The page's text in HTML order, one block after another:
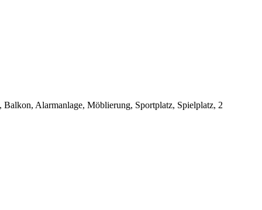
Alarmanlage, Möblierung, Sportplatz, Spielplatz, 2